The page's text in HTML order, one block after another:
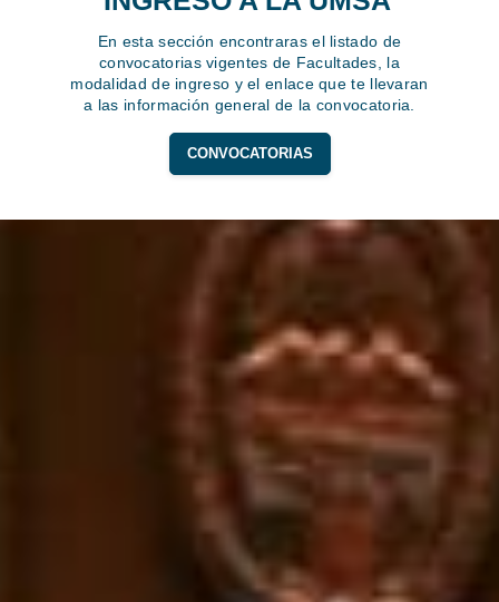
En esta sección encontraras el listado de
convocatorias vigentes de Facultades, la
modalidad de ingreso y el enlace que te llevaran
a las información general de la convocatoria.
CONVOCATORIAS